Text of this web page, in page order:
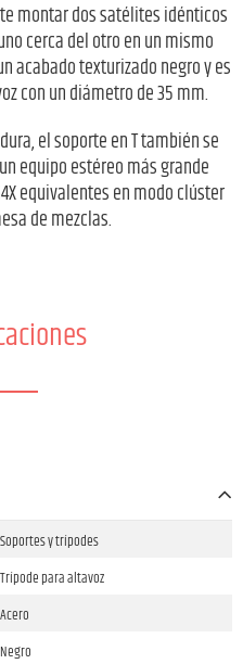
montar dos satélites idénticos
cerca del otro en un mismo
acabado texturizado negro y es
con un diámetro de 35 mm.
el soporte en T también se
equipo estéreo más grande
equivalentes en modo clúster
de mezclas.
Soportes y trípodes
Trípode para altavoz
Acero
Negro